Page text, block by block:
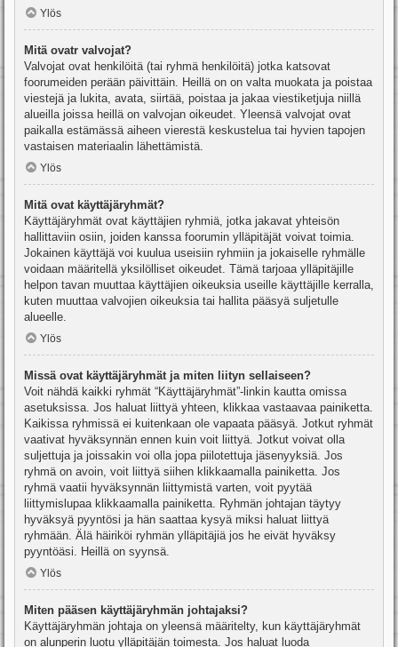
Ylös
Mitä ovatr valvojat?
Valvojat ovat henkilöitä (tai ryhmä henkilöitä) jotka katsovat
foorumeiden perään päivittäin. Heillä on on valta muokata ja poistaa
viestejä ja lukita, avata, siirtää, poistaa ja jakaa viestiketjuja niillä
alueilla joissa heillä on valvojan oikeudet. Yleensä valvojat ovat
paikalla estämässä aiheen vierestä keskustelua tai hyvien tapojen
vastaisen materiaalin lähettämistä.
Ylös
Mitä ovat käyttäjäryhmät?
Käyttäjäryhmät ovat käyttäjien ryhmiä, jotka jakavat yhteisön
hallittaviin osiin, joiden kanssa foorumin ylläpitäjät voivat toimia.
Jokainen käyttäjä voi kuulua useisiin ryhmiin ja jokaiselle ryhmälle
voidaan määritellä yksilölliset oikeudet. Tämä tarjoaa ylläpitäjille
helpon tavan muuttaa käyttäjien oikeuksia useille käyttäjille kerralla,
kuten muuttaa valvojien oikeuksia tai hallita pääsyä suljetulle
alueelle.
Ylös
Missä ovat käyttäjäryhmät ja miten liityn sellaiseen?
Voit nähdä kaikki ryhmät “Käyttäjäryhmät”-linkin kautta omissa
asetuksissa. Jos haluat liittyä yhteen, klikkaa vastaavaa painiketta.
Kaikissa ryhmissä ei kuitenkaan ole vapaata pääsyä. Jotkut ryhmät
vaativat hyväksynnän ennen kuin voit liittyä. Jotkut voivat olla
suljettuja ja joissakin voi olla jopa piilotettuja jäsenyyksiä. Jos
ryhmä on avoin, voit liittyä siihen klikkaamalla painiketta. Jos
ryhmä vaatii hyväksynnän liittymistä varten, voit pyytää
liittymislupaa klikkaamalla painiketta. Ryhmän johtajan täytyy
hyväksyä pyyntösi ja hän saattaa kysyä miksi haluat liittyä
ryhmään. Älä häiriköi ryhmän ylläpitäjiä jos he eivät hyväksy
pyyntöäsi. Heillä on syynsä.
Ylös
Miten pääsen käyttäjäryhmän johtajaksi?
Käyttäjäryhmän johtaja on yleensä määritelty, kun käyttäjäryhmät
on alunperin luotu ylläpitäjän toimesta. Jos haluat luoda